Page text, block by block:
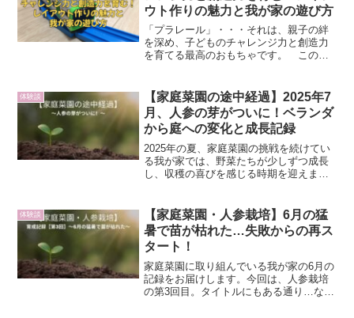
ウト作りの魅力と我が家の遊び方
「プラレール」・・・それは、親子の絆
を深め、子どものチャレンジ力と創造力
を育てる最高のおもちゃです。 この記
ウト、そしてプラレールがもたらす成長
のチャンスについてご紹介...
体験談
【家庭菜園の途中経過】2025年7
月、人参の芽がついに！ベランダ
から庭への変化と成長記録
2025年の夏、家庭菜園の挑戦を続けてい
る我が家では、野菜たちが少しずつ成長
し、収穫の喜びを感じる時期を迎えまし
に、ミニトマト・大玉トマト・ナス・ピ
ーマンなど、他の野...
体験談
【家庭菜園・人参栽培】6月の猛
暑で苗が枯れた…失敗からの再ス
タート！
家庭菜園に取り組んでいる我が家の6月の
記録をお届けします。今回は、人参栽培
の第3回目。タイトルにもある通り…なん